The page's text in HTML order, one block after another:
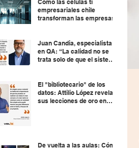
Cómo las células ti
empresariales chile
transforman las empresas
Juan Candia, especialista
en QA: “La calidad no se
trata solo de que el sistema
para usarlo.”
El "bibliotecario" de los
datos: Attilio López revela
sus lecciones de oro en
De vuelta a las aulas: Cómo